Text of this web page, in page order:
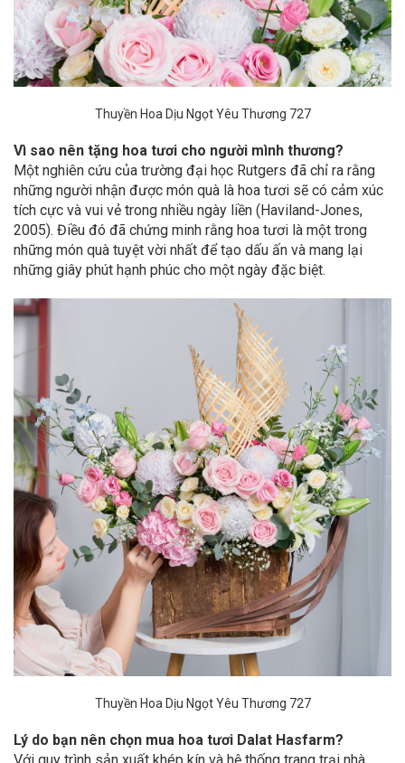
Thuyền Hoa Dịu Ngọt Yêu Thương 727
Vì sao nên tặng hoa tươi cho người mình thương?
Một nghiên cứu của trường đại học Rutgers đã chỉ ra rằng
những người nhận được món quà là hoa tươi sẽ có cảm xúc
tích cực và vui vẻ trong nhiều ngày liền (Haviland-Jones,
2005). Điều đó đã chứng minh rằng hoa tươi là một trong
những món quà tuyệt vời nhất để tạo dấu ấn và mang lại
những giây phút hạnh phúc cho một ngày đặc biệt.
Thuyền Hoa Dịu Ngọt Yêu Thương 727
Lý do bạn nên chọn mua hoa tươi Dalat Hasfarm?